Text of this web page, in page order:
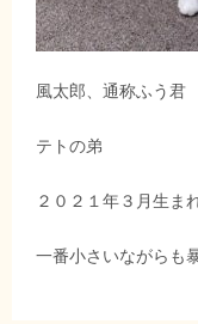
風太郎、通称ふう君
テトの弟
２０２１年３月生ま
一番小さいながらも